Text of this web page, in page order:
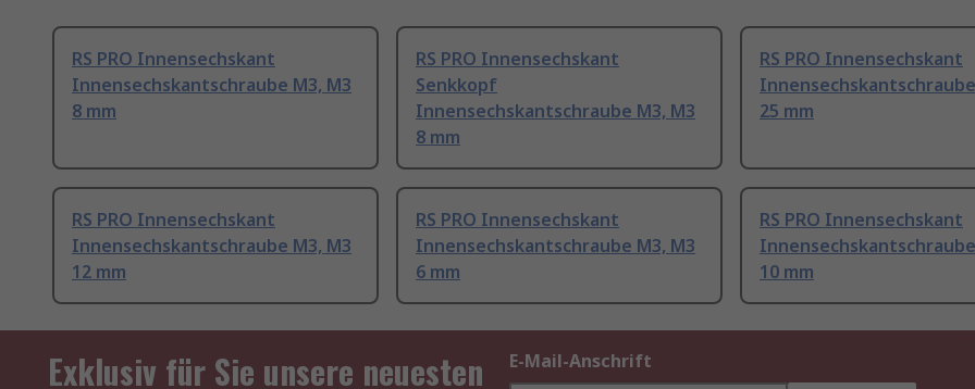
RS PRO Innensechskant
Innensechskantschraube M3, M3
8 mm
RS PRO Innensechskant
Senkkopf
Innensechskantschraube M3, M3
8 mm
RS PRO Innensechskant
25 mm
RS PRO Innensechskant
Innensechskantschraube M3, M3
12 mm
RS PRO Innensechskant
Innensechskantschraube M3, M3
6 mm
RS PRO Innensechskant
10 mm
Exklusiv für Sie unsere neuesten
E-Mail-Anschrift